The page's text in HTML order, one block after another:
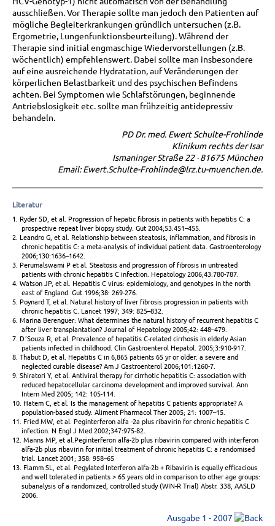
ausschließen. Vor Therapie sollte man jedoch den Patienten auf
mögliche Begleiterkrankungen gründlich untersuchen (z.B.
Ergometrie, Lungenfunktionsbeurteilung). Während der
Therapie sind initial engmaschige Wiedervorstellungen (z.B.
wöchentlich) empfehlenswert. Dabei sollte man insbesondere
auf eine ausreichende Hydratation, auf Veränderungen der
körperlichen Belastbarkeit und des psychischen Befindens
achten. Bei Symptomen wie Schlafstörungen, beginnende
Antriebslosigkeit etc. sollte man frühzeitig antidepressiv
behandeln.
PD Dr. med. Ewert Schulte-Frohlinde
Klinikum rechts der Isar
Ismaninger Straße 22 · 81675 München
Email: Ewert.Schulte-Frohlinde@lrz.tu-muenchen.de.
Literatur
1. Ryder SD, et al. Progression of hepatic fibrosis in patients with hepatitis C: a
prospective repeat liver biopsy study. Gut 2004;53:451–455.
2. Leandro G, et al. Relationship between steatosis, inflammation, and fibrosis in
chronic hepatitis C: a meta-analysis of individual patient data. Gastroenterology
2006;130:1636–1642.
3. Perumalswami P et al. Steatosis and progression of fibrosis in untreated
patients with chronic hepatitis C infection. Hepatology 2006;43:780-787.
4. Watson JP, et al. Hepatitis C virus: epidemiology, and genotypes in the north
east of England. Gut 1996;38: 269-276.
5. Poynard T, et al. Natural history of liver fibrosis progression in patients with
chronic hepatitis C. Lancet 1997; 349: 825–832.
6. Marina Berenguer: What determines the natural history of recurrent hepatitis C
after liver transplantation? Journal of Hepatology 2005;42: 448–479.
7. D´Souza R, et al. Prevalence of hepatitis C-related cirrhosis in elderly Asian
patients infected in childhood. Clin Gastroenterol Hepatol. 2005;3:910-917.
8. Thabut D, et al. Hepatitis C in 6,865 patients 65 yr or older: a severe and
neglected curable disease? Am J Gastroenterol 2006;101:1260-7.
9. Shiratori Y, et al. Antiviral therapy for cirrhotic hepatitis C: association with
reduced hepatocellular carcinoma development and improved survival. Ann
Intern Med 2005; 142: 105-114.
10. Hatem C, et al. Is the management of hepatitis C patients appropriate? A
population-based study. Aliment Pharmacol Ther 2005; 21: 1007–15.
11. Fried MW, et al. Peginterferon alfa -2a plus ribavirin for chronic hepatitis C
infection. N Engl J Med 2002;347:975-82.
12. Manns MP, et al.Peginterferon alfa-2b plus ribavirin compared with interferon
alfa-2b plus ribavirin for initial treatment of chronic hepatitis C: a randomised
trial. Lancet 2001; 358: 958–65
13. Flamm SL, et al. Pegylated Interferon alfa-2b + Ribavirin is equally efficacious
and well tolerated in patients > 65 years old in comparison to other age groups:
subanalysis of a randomized, controlled study (WIN-R Trial) Abstr. 338, AASLD
2006.
Ausgabe 1 - 2007